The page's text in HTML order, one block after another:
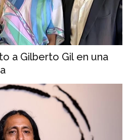
a Gilberto Gil en una